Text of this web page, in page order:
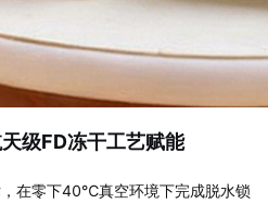
级FD冻干工艺赋能
在零下40℃真空环境下完成脱水锁